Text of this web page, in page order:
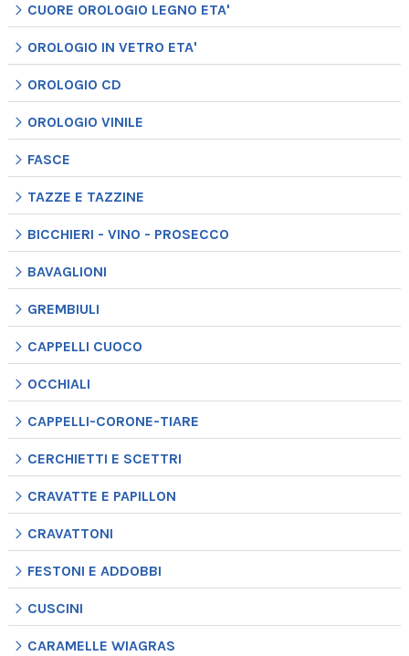
CUORE OROLOGIO LEGNO ETA'
OROLOGIO IN VETRO ETA'
OROLOGIO CD
OROLOGIO VINILE
FASCE
TAZZE E TAZZINE
BICCHIERI - VINO - PROSECCO
BAVAGLIONI
GREMBIULI
CAPPELLI CUOCO
OCCHIALI
CAPPELLI-CORONE-TIARE
CERCHIETTI E SCETTRI
CRAVATTE E PAPILLON
CRAVATTONI
FESTONI E ADDOBBI
CUSCINI
CARAMELLE WIAGRAS